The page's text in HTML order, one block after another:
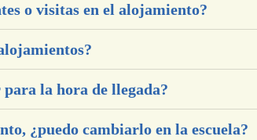
o visitas en el alojamiento?
la hora de llegada?
¿puedo cambiarlo en la escuela?